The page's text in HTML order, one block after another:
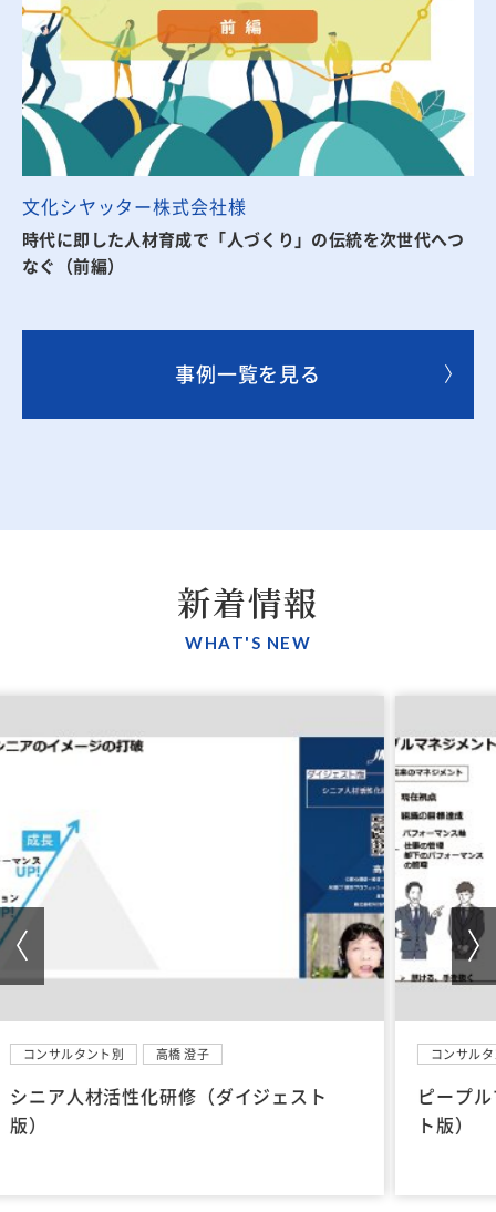
時代に即した人材育成で「人づくり」の伝統を次世代へつ
なぐ（前編）
文化シヤッター株式会社様
事例一覧を見る
新着情報
WHAT'S NEW
コンサルタント別
ピープルマネジメント研修（ダイジェス